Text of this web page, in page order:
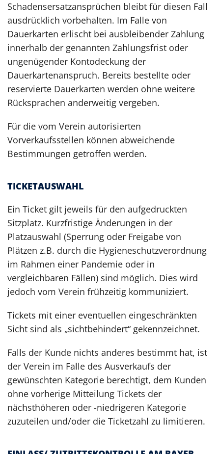
Schadensersatzansprüchen bleibt für diesen Fall
ausdrücklich vorbehalten. Im Falle von
Dauerkarten erlischt bei ausbleibender Zahlung
innerhalb der genannten Zahlungsfrist oder
ungenügender Kontodeckung der
Dauerkartenanspruch. Bereits bestellte oder
reservierte Dauerkarten werden ohne weitere
Rücksprachen anderweitig vergeben.
Für die vom Verein autorisierten
Vorverkaufsstellen können abweichende
Bestimmungen getroffen werden.
TICKETAUSWAHL
Ein Ticket gilt jeweils für den aufgedruckten
Sitzplatz. Kurzfristige Änderungen in der
Platzauswahl (Sperrung oder Freigabe von
Plätzen z.B. durch die Hygieneschutzverordnung
im Rahmen einer Pandemie oder in
vergleichbaren Fällen) sind möglich. Dies wird
jedoch vom Verein frühzeitig kommuniziert.
Tickets mit einer eventuellen eingeschränkten
Sicht sind als „sichtbehindert“ gekennzeichnet.
Falls der Kunde nichts anderes bestimmt hat, ist
der Verein im Falle des Ausverkaufs der
gewünschten Kategorie berechtigt, dem Kunden
ohne vorherige Mitteilung Tickets der
nächsthöheren oder -niedrigeren Kategorie
zuzuteilen und/oder die Ticketzahl zu limitieren.